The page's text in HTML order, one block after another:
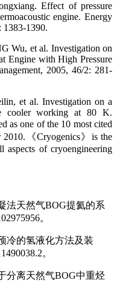
Effect of pressure
engine. Energy
1383-1390.
Wu, et al. Investigation on
Engine with High Pressure
2005, 46/2: 281-
et al. Investigation on a
cooler working at 80 K.
as one of the 10 most cited
2010.《Cryogenics》is the
of cryoengineering
法天然气BOG提氦的系
。
冷的氢液化方法及装
。
分离天然气BOG中重烃